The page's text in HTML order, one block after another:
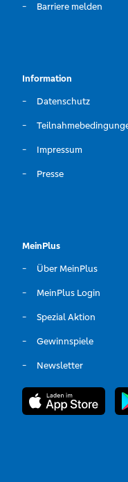
Barriere melden
Information
Datenschutz
Impressum
Presse
MeinPlus
Über MeinPlus
MeinPlus Login
Spezial Aktion
Gewinnspiele
Newsletter